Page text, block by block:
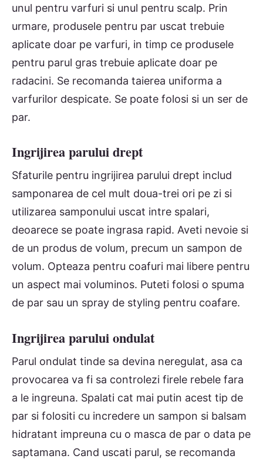
unul pentru varfuri si unul pentru scalp. Prin
urmare, produsele pentru par uscat trebuie
aplicate doar pe varfuri, in timp ce produsele
pentru parul gras trebuie aplicate doar pe
radacini. Se recomanda taierea uniforma a
varfurilor despicate. Se poate folosi si un ser de
par.
Ingrijirea parului drept
Sfaturile pentru ingrijirea parului drept includ
samponarea de cel mult doua-trei ori pe zi si
utilizarea samponului uscat intre spalari,
deoarece se poate ingrasa rapid. Aveti nevoie si
de un produs de volum, precum un sampon de
volum. Opteaza pentru coafuri mai libere pentru
un aspect mai voluminos. Puteti folosi o spuma
de par sau un spray de styling pentru coafare.
Ingrijirea parului ondulat
Parul ondulat tinde sa devina neregulat, asa ca
provocarea va fi sa controlezi firele rebele fara
a le ingreuna. Spalati cat mai putin acest tip de
par si folositi cu incredere un sampon si balsam
hidratant impreuna cu o masca de par o data pe
saptamana. Cand uscati parul, se recomanda